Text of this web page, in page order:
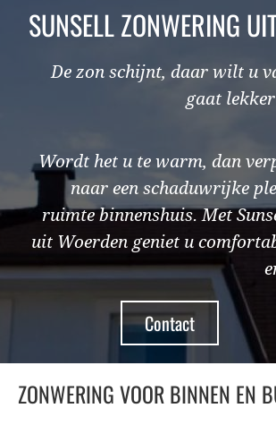
SUNSELL ZONWERING
De zon schijnt, daar wilt u
gaat
Wordt het u te warm, dan
naar een schaduwrijke
ruimte binnenshuis. Met
uit Woerden geniet u
Contact
ZONWERING VOOR BINNEN EN